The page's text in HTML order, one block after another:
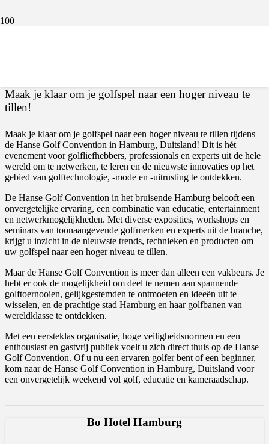
Maak je klaar om je golfspel naar een hoger niveau te
tillen!
Maak je klaar om je golfspel naar een hoger niveau te tillen tijdens
de Hanse Golf Convention in Hamburg, Duitsland! Dit is hét
evenement voor golfliefhebbers, professionals en experts uit de hele
wereld om te netwerken, te leren en de nieuwste innovaties op het
gebied van golftechnologie, -mode en -uitrusting te ontdekken.
De Hanse Golf Convention in het bruisende Hamburg belooft een
onvergetelijke ervaring, een combinatie van educatie, entertainment
en netwerkmogelijkheden. Met diverse exposities, workshops en
seminars van toonaangevende golfmerken en experts uit de branche,
krijgt u inzicht in de nieuwste trends, technieken en producten om
uw golfspel naar een hoger niveau te tillen.
Maar de Hanse Golf Convention is meer dan alleen een vakbeurs. Je
hebt er ook de mogelijkheid om deel te nemen aan spannende
golftoernooien, gelijkgestemden te ontmoeten en ideeën uit te
wisselen, en de prachtige stad Hamburg en haar golfbanen van
wereldklasse te ontdekken.
Met een eersteklas organisatie, hoge veiligheidsnormen en een
enthousiast en gastvrij publiek voelt u zich direct thuis op de Hanse
Golf Convention. Of u nu een ervaren golfer bent of een beginner,
kom naar de Hanse Golf Convention in Hamburg, Duitsland voor
een onvergetelijk weekend vol golf, educatie en kameraadschap.
Bo Hotel Hamburg